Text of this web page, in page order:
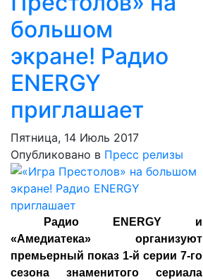
большом
экране! Радио
ENERGY
приглашает
Пятница, 14 Июль 2017
Опубликовано в Пресс релизы
Радио ENERGY и
«Амедиатека» организуют
премьерный показ 1-й серии 7-го
сезона знаменитого сериала